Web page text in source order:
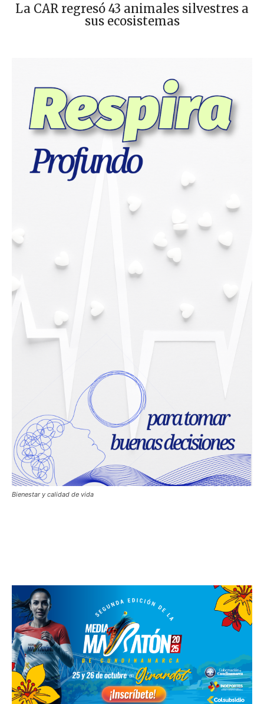
La CAR regresó 43 animales silvestres a
sus ecosistemas
Bienestar y calidad de vida